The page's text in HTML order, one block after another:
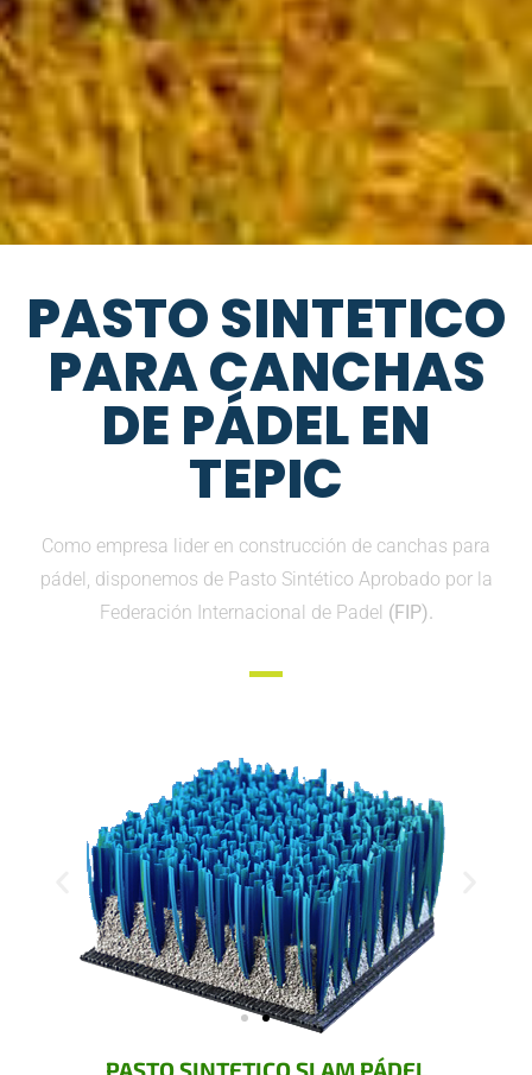
PASTO SINTETICO
PARA CANCHAS
DE PÁDEL EN
TEPIC
Como empresa lider en construcción de canchas para
pádel, disponemos de Pasto Sintético Aprobado por la
Federación Internacional de Padel (FIP).